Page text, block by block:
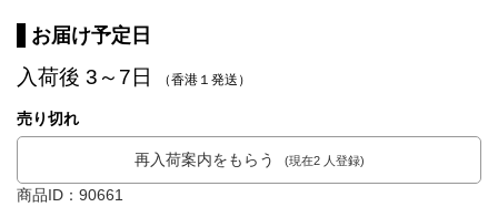
お届け予定日
入荷後 3～7日 （香港１発送）
売り切れ
再入荷案内をもらう (現在2 人登録)
商品ID：90661